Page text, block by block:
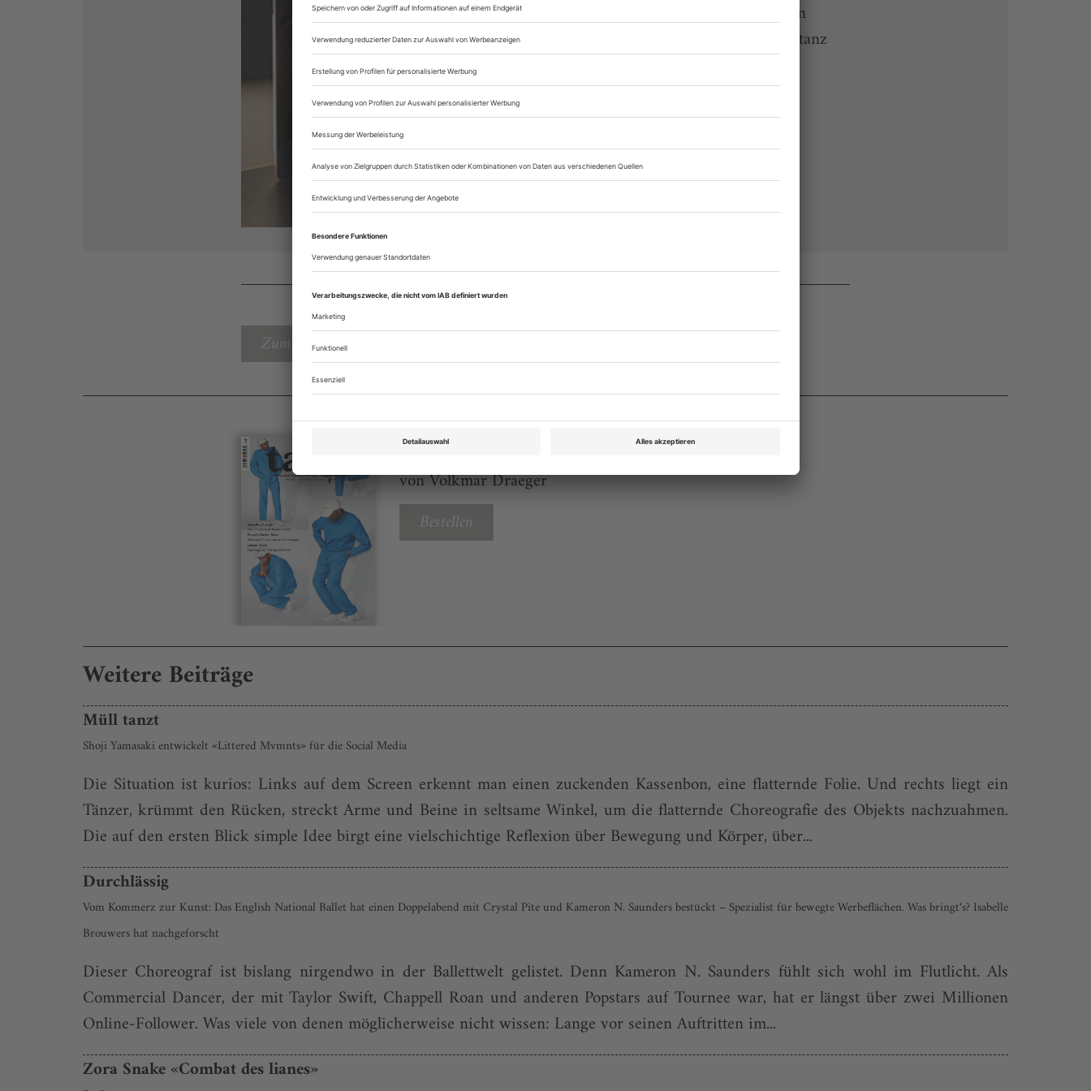
Lesegenuss auf allen Endgeräten
Zugang zum Onlinearchiv von tanz
Digital-Abo testen
Zum Inhaltsverzeichnis
Tanz Mai 2026
von Volkmar Draeger
Bestellen
Weitere Beiträge
Müll tanzt
Shoji Yamasaki entwickelt «Littered Mvmnts» für die Social Media
Die Situation ist kurios: Links auf dem Screen erkennt man einen zuckenden Kassenbon, eine flatternde Folie. Und rechts liegt ein
Tänzer, krümmt den Rücken, streckt Arme und Beine in seltsame Winkel, um die flatternde Choreografie des Objekts nachzuahmen.
Die auf den ersten Blick simple Idee birgt eine vielschichtige Reflexion über Bewegung und Körper, über...
Durchlässig
Vom Kommerz zur Kunst: Das English National Ballet hat einen Doppelabend mit Crystal Pite und Kameron N. Saunders bestückt – Spezialist für bewegte Werbeflächen. Was bringt‘s? Isabelle
Brouwers hat nachgeforscht
Dieser Choreograf ist bislang nirgendwo in der Ballettwelt gelistet. Denn Kameron N. Saunders fühlt sich wohl im Flutlicht. Als
Commercial Dancer, der mit Taylor Swift, Chappell Roan und anderen Popstars auf Tournee war, hat er längst über zwei Millionen
Online-Follower. Was viele von denen möglicherweise nicht wissen: Lange vor seinen Auftritten im...
Zora Snake «Combat des lianes»